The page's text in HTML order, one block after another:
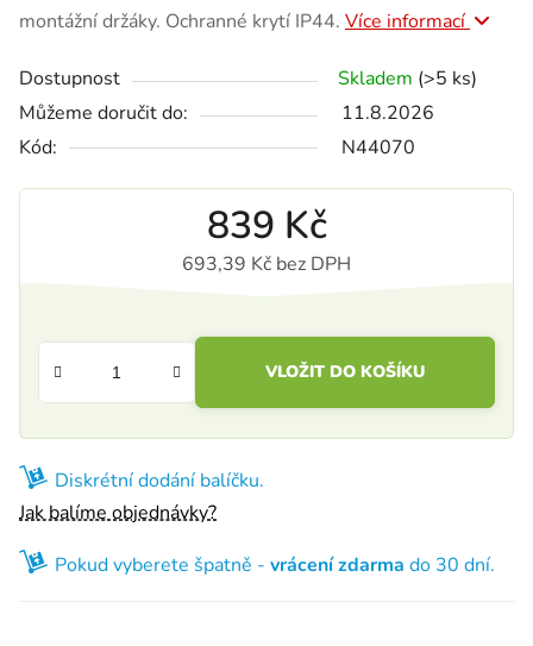
montážní držáky. Ochranné krytí IP44. Více informací
Dostupnost Skladem (>5 ks)
Můžeme doručit do:
11.8.2026
Kód:
N44070
839 Kč
693,39 Kč bez DPH
VLOŽIT DO KOŠÍKU
Diskrétní dodání balíčku.
Jak balíme objednávky?
Pokud vyberete špatně - vrácení zdarma do 30 dní.